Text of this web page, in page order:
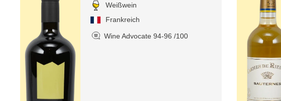
Weißwein
Frankreich
Wine Advocate 94-96 /100